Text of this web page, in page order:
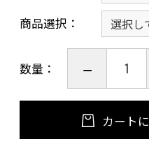
【学生×企業】
こちらの商品は産学
品で、学生のユニー
を組み合わせた一品と
【企業説明】
京都府八幡市、男山
商品選択
数量：
カート